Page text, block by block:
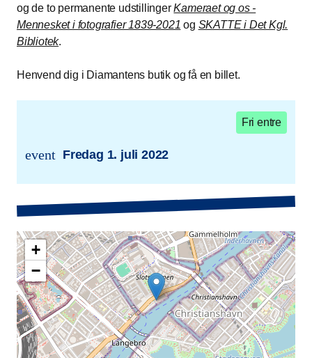
og de to permanente udstillingerKameraet og os -
Mennesket i fotografier 1839-2021 og SKATTE i Det Kgl.
Bibliotek.
Henvend dig i Diamantens butik og få en billet.
Fri entre
event
trans.event.date
Fredag 1. juli 2022
+
−